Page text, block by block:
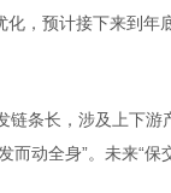
，预计接下来到年
条长，涉及上下游
而动全身”。未来“